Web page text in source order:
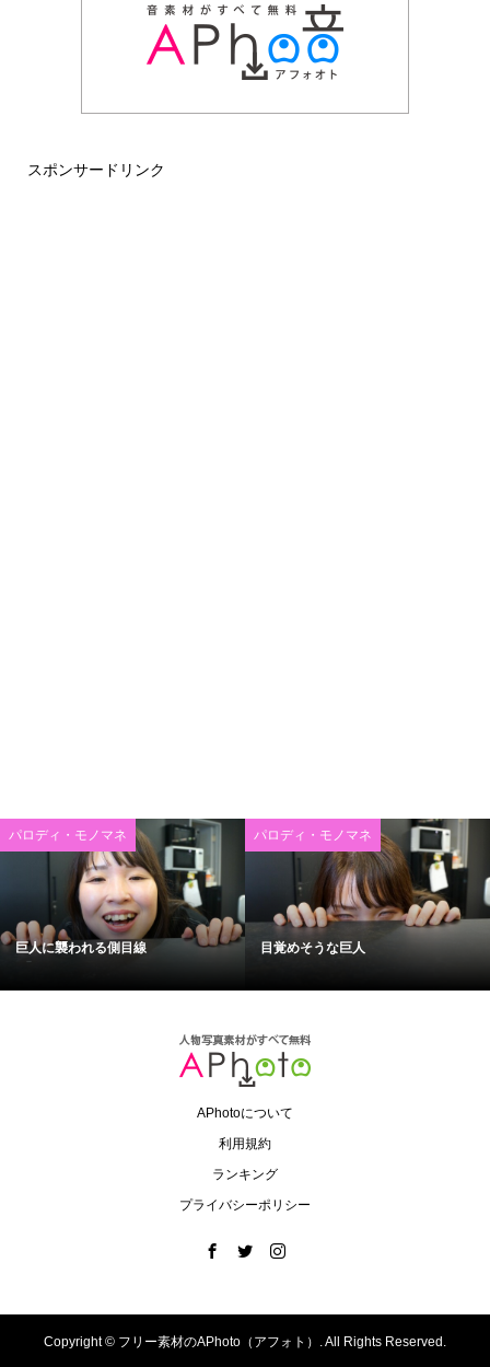
スポンサードリンク
パロディ・モノマネ
巨人に襲われる側目線
パロディ・モノマネ
目覚めそうな巨人
APhotoについて
利用規約
ランキング
プライバシーポリシー
Copyright © フリー素材のAPhoto（アフォト）. All Rights Reserved.